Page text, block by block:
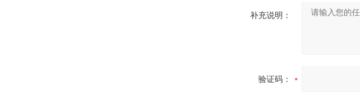
补充说明：
验证码：